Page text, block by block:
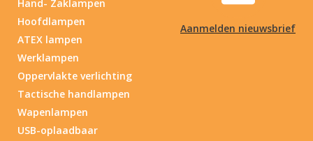
Aanmelden nieuwsbrief
Hand- Zaklampen
Hoofdlampen
ATEX lampen
Werklampen
Oppervlakte verlichting
Tactische handlampen
Wapenlampen
USB-oplaadbaar